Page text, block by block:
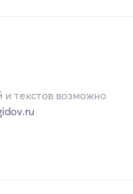
и текстов возможно